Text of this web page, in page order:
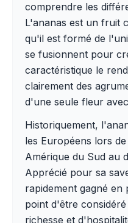
comprendre les
L'ananas est un fruit
qu'il est formé de
se fusionnent pour
caractéristique le
clairement des
d'une seule fleur
Historiquement,
les Européens lors
Amérique du Sud au
Apprécié pour sa
rapidement gagné
point d'être
richesse et